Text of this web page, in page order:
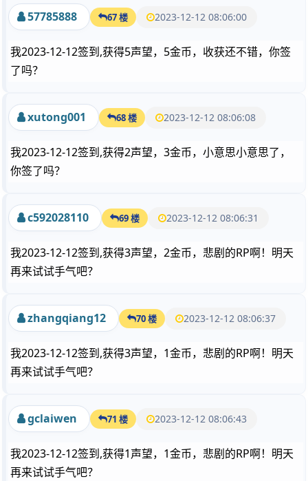
57785888 67 楼 2023-12-12 08:06:00
我2023-12-12签到,获得5声望，5金币，收获还不错，你签
了吗？
xutong001 68 楼 2023-12-12 08:06:08
我2023-12-12签到,获得2声望，3金币，小意思小意思了，
你签了吗？
c592028110 69 楼 2023-12-12 08:06:31
我2023-12-12签到,获得3声望，2金币，悲剧的RP啊！明天
再来试试手气吧？
zhangqiang12 70 楼 2023-12-12 08:06:37
我2023-12-12签到,获得3声望，1金币，悲剧的RP啊！明天
再来试试手气吧？
gclaiwen 71 楼 2023-12-12 08:06:43
我2023-12-12签到,获得1声望，1金币，悲剧的RP啊！明天
再来试试手气吧？